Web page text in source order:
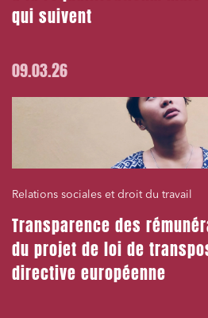
qui suivent
09.03.26
Relations sociales et droit du travail
Transparence des
du projet de loi de
directive européenne